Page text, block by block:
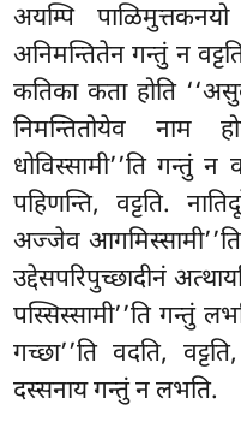
अयम्पि
अनिमन्तितेन गन्तुं न
कतिका कता होति
निमन्तितोयेव नाम
धोविस्सामी’’ति गन्तुं
पहिणन्ति, वट्टति.
अज्जेव
उद्देसपरिपुच्छादीनं
पस्सिस्सामी’’ति गन्तुं
गच्छा’’ति वदति,
दस्सनाय गन्तुं न लभति.